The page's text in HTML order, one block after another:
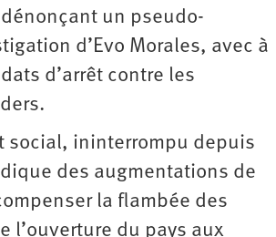
un pseudo-
d’Evo Morales, avec à
d’arrêt contre les
social, ininterrompu depuis
des augmentations de
la flambée des
l’ouverture du pays aux